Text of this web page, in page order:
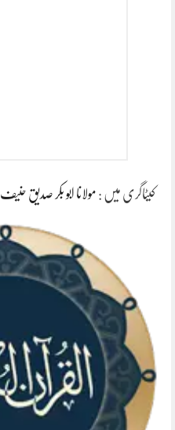
کیٹاگری میں : مولانا ابو بکر صدیق حنیف